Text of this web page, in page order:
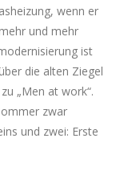
wenn er
und mehr
ist
die alten Ziegel
„Men at work“.
zwar
und zwei: Erste